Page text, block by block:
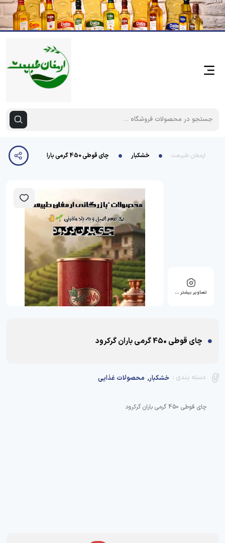
ارمغان طبیعت خشکبار چای قوطی 450 گرمی باران گرکرود
تصاویر بیشتر …
چای قوطی 450 گرمی باران گرکرود
دسته بندی : خشکبار, محصولات غذایی
چای قوطی 450 گرمی باران گرکرود